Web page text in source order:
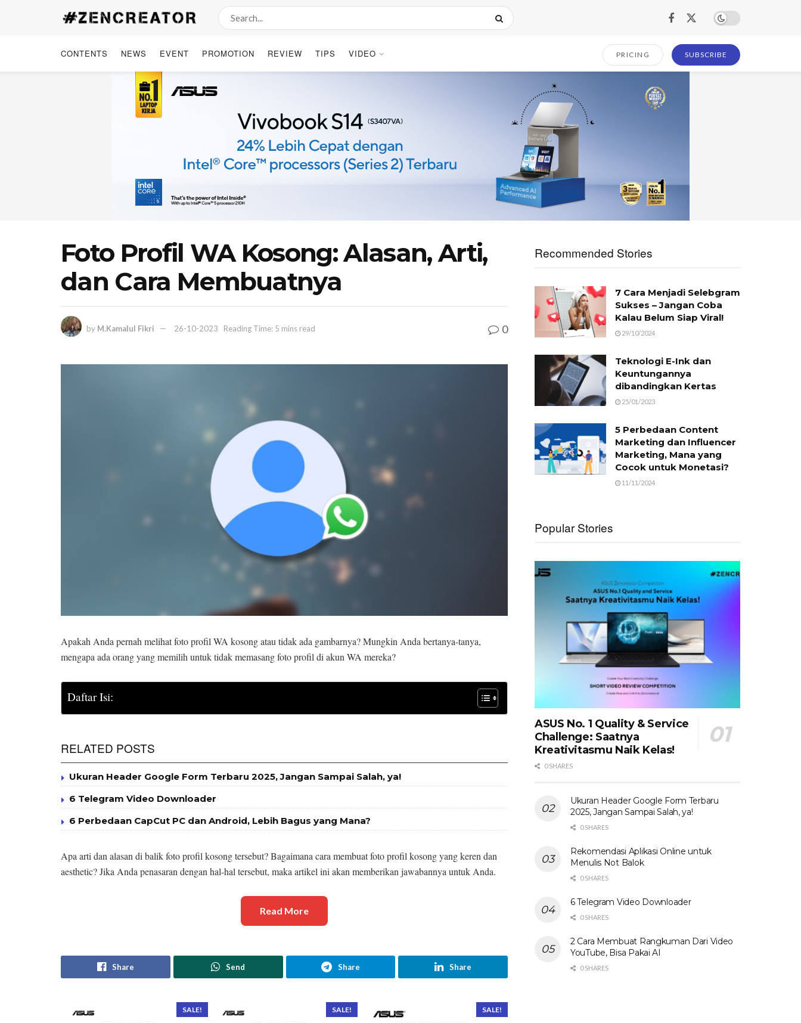
CONTENTS NEWS EVENT PROMOTION REVIEW TIPS VIDEO PRICING SUBSCRIBE
Foto Profil WA Kosong: Alasan, Arti,
dan Cara Membuatnya
by M.Kamalul Fikri 26-10-2023 Reading Time: 5 mins read 0
Apakah Anda pernah melihat foto profil WA kosong atau tidak ada gambarnya? Mungkin Anda bertanya-tanya,
mengapa ada orang yang memilih untuk tidak memasang foto profil di akun WA mereka?
Daftar Isi:
RELATED POSTS
Ukuran Header Google Form Terbaru 2025, Jangan Sampai Salah, ya!
6 Telegram Video Downloader
6 Perbedaan CapCut PC dan Android, Lebih Bagus yang Mana?
Apa arti dan alasan di balik foto profil kosong tersebut? Bagaimana cara membuat foto profil kosong yang keren dan
aesthetic? Jika Anda penasaran dengan hal-hal tersebut, maka artikel ini akan memberikan jawabannya untuk Anda.
Read More
Share Send Share Share
SALE! SALE! SALE!
Recommended Stories
7 Cara Menjadi Selebgram
Sukses – Jangan Coba
Kalau Belum Siap Viral!
29/10/2024
Teknologi E-Ink dan
Keuntungannya
dibandingkan Kertas
25/01/2023
5 Perbedaan Content
Marketing dan Influencer
Marketing, Mana yang
Cocok untuk Monetasi?
11/11/2024
Popular Stories
ASUS No. 1 Quality & Service
Challenge: Saatnya
Kreativitasmu Naik Kelas!
0 SHARES
Ukuran Header Google Form Terbaru
2025, Jangan Sampai Salah, ya!
0 SHARES
Rekomendasi Aplikasi Online untuk
Menulis Not Balok
0 SHARES
6 Telegram Video Downloader
0 SHARES
2 Cara Membuat Rangkuman Dari Video
YouTube, Bisa Pakai AI
0 SHARES